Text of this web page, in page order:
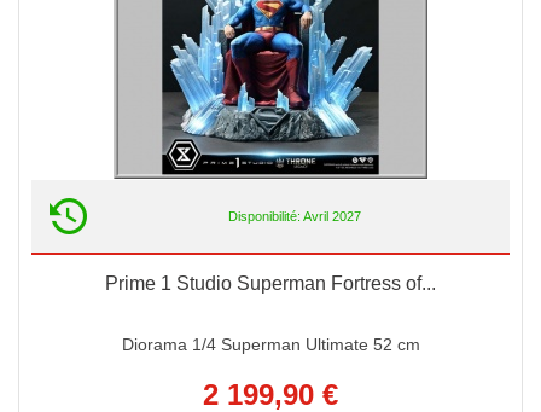
Disponibilité: Avril 2027
Prime 1 Studio Superman Fortress of...
Diorama 1/4 Superman Ultimate 52 cm
2 199,90 €